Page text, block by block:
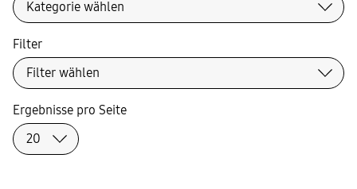
Filter
Ergebnisse pro Seite